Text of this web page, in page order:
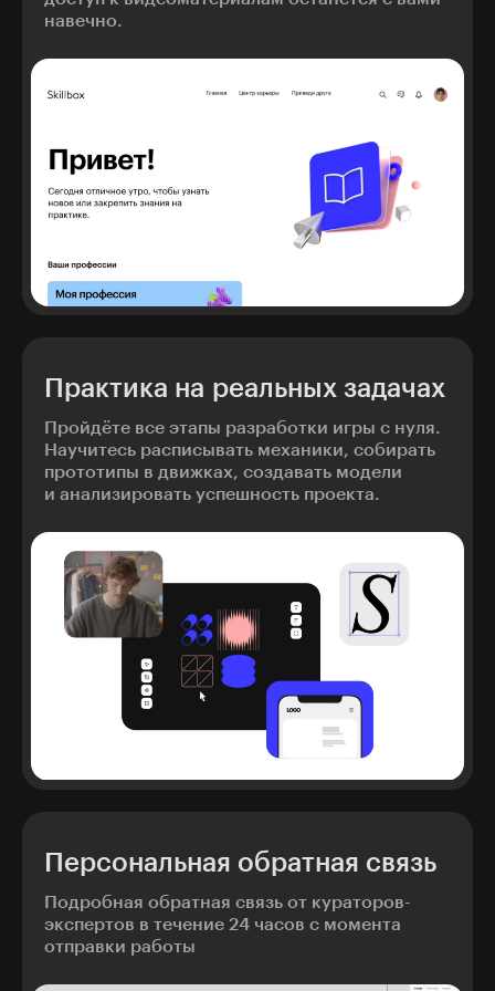
навечно.
Практика на реальных задачах
Пройдёте все этапы разработки игры с нуля.
Научитесь расписывать механики, собирать
прототипы в движках, создавать модели
и анализировать успешность проекта.
Персональная обратная связь
Подробная обратная связь от кураторов-
экспертов в течение 24 часов с момента
отправки работы